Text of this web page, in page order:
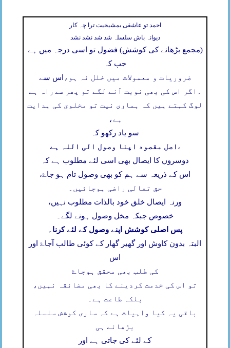
احمد تو عاشقی بمشیخیت ترا چہ کار
دیوانہ باش سلسلہ شد شد نشد نشد
(مجمع بڑھانے کی کوشش) فضول تو اسی درجہ میں ہے
جب کہ
اس سے ضروریات و معمولات میں خلل نہ ہو،
اگر اس کی بھی نوبت آنے لگے تو پھر سدراہ ہے
لوگ کہتے ہیں کہ ہماری نیت تو مخلوق کی ہدایت
ہے،
سو یاد رکھو کہ
اصل مقصود اپنا وصول الی اللہ ہے ،
دوسروں کا ایصال بھی اسی لئے مطلوب ہے کہ
اس کے ذریعہ سے ہم کو بھی وصول تام ہو جاۓ،
حق تعالی راضی ہوجائیں۔
ورنہ ایصال خلق خود بالذات مطلوب نہیں،
خصوص جبکہ مخل وصول ہونے لگے۔
پس اصلی کوشش اپنے وصول کے لئے کرنا۔
البتہ بدون کاوش اور گھیر گھار کے کوئی طالب آجاۓ اور
اس
کی طلب بھی محقق ہوجاۓ
تو اس کی خدمت کردینے کا بھی مضائقہ نہیں،
بلکہ طاعت ہے۔
باقی یہ کیا واہیات ہے کہ ساری کوشش سلسلہ
بڑھانے ہی
کے لئے کی جاتی ہے اور